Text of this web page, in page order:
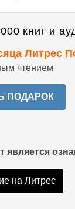
книг и
Литрес
чтением
ПОДАРОК
является
на Литрес